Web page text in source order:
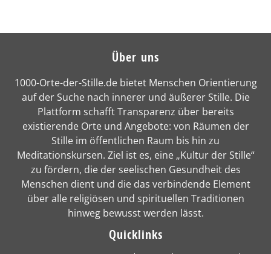
Über uns
1000-Orte-der-Stille.de bietet Menschen Orientierung
auf der Suche nach innerer und äußerer Stille. Die
Plattform schafft Transparenz über bereits
existierende Orte und Angebote: von Räumen der
Stille im öffentlichen Raum bis hin zu
Meditationskursen. Ziel ist es, eine „Kultur der Stille“
zu fördern, die der seelischen Gesundheit des
Menschen dient und die das verbindende Element
über alle religiösen und spirituellen Traditionen
hinweg bewusst werden lässt.
Quicklinks